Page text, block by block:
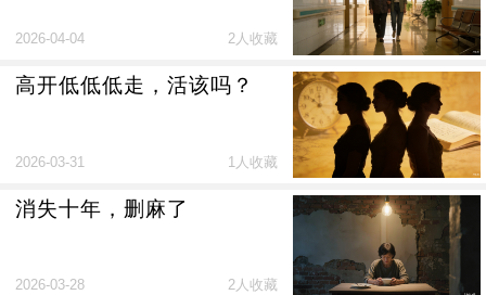
2026-04-04 2人收藏
高开低低低走，活该吗？
2026-03-31 1人收藏
消失十年，删麻了
2026-03-28 2人收藏